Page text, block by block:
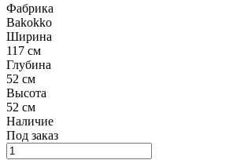
Фабрика
Bakokko
Ширина
117 см
Глубина
52 см
Высота
52 см
Наличие
Под заказ